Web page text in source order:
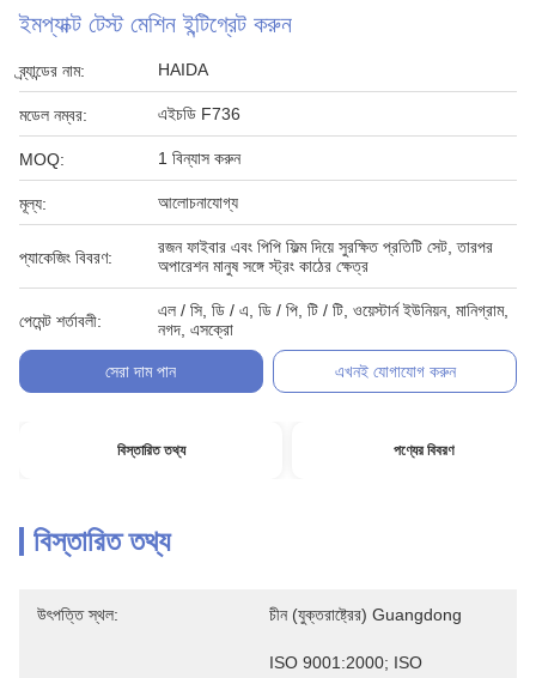
ইমপ্যাক্ট টেস্ট মেশিন ইন্টিগ্রেট করুন
ব্র্যান্ডের নাম: HAIDA
মডেল নম্বর: এইচডি F736
MOQ: 1 বিন্যাস করুন
মূল্য: আলোচনাযোগ্য
প্যাকেজিং বিবরণ:
রজন ফাইবার এবং পিপি ফিল্ম দিয়ে সুরক্ষিত প্রতিটি সেট, তারপর
অপারেশন মানুষ সঙ্গে স্ট্রং কাঠের ক্ষেত্র
পেমেন্ট শর্তাবলী:
এল / সি, ডি / এ, ডি / পি, টি / টি, ওয়েস্টার্ন ইউনিয়ন, মানিগ্রাম,
নগদ, এসক্রো
সেরা দাম পান এখনই যোগাযোগ করুন
বিস্তারিত তথ্য পণ্যের বিবরণ
বিস্তারিত তথ্য
উৎপত্তি স্থল: চীন (যুক্তরাষ্ট্রের) Guangdong
ISO 9001:2000; ISO